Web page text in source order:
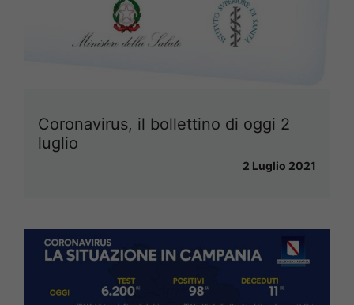
Coronavirus, il bollettino di oggi 2
luglio
2 Luglio 2021